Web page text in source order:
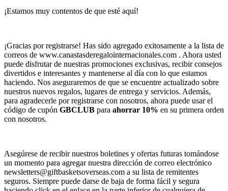
¡Estamos muy contentos de que esté aquí!
¡Gracias por registrarse! Has sido agregado exitosamente a la lista de
correos de www.canastasderegalointernacionales.com . Ahora usted
puede disfrutar de nuestras promociones exclusivas, recibir consejos
divertidos e interesantes y mantenerse al día con lo que estamos
haciendo. Nos aseguraremos de que se encuentre actualizado sobre
nuestros nuevos regalos, lugares de entrega y servicios. Además,
para agradecerle por registrarse con nosotros, ahora puede usar el
código de cupón GBCLUB para ahorrar 10% en su primera orden
con nosotros.
Asegúrese de recibir nuestros boletines y ofertas futuras tomándose
un momento para agregar nuestra dirección de correo electrónico
newsletters@giftbasketsoverseas.com a su lista de remitentes
seguros. Siempre puede darse de baja de forma fácil y segura